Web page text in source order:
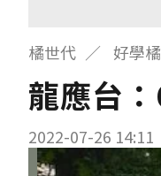
橘世代 好學橘
龍應台
2022-07-26 14:11